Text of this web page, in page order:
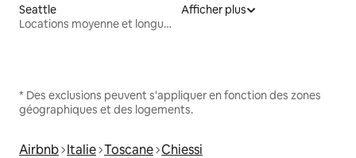
Seattle
Locations moyenne et longue durée
Afficher plus
* Des exclusions peuvent s'appliquer en fonction des zones
géographiques et des logements.
Airbnb Italie Toscane Chiessi